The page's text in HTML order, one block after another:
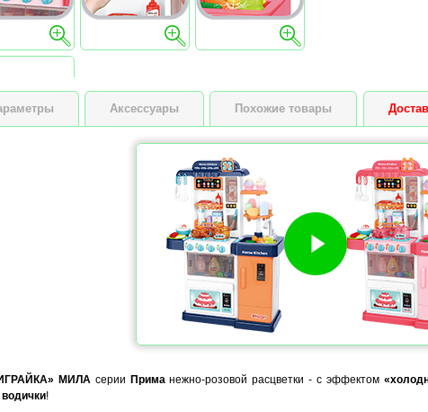
Аксессуары Похожие товары
МИЛАсерии Приманежно-розовой расцветки - с эффектом
водички!